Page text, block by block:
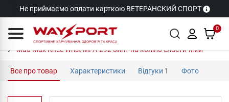
Не приймаємо оплати карткою ВЕТЕРАНСКИЙ СПОРТ
0
Mad Max Knee Wrist MFA-292 бинт на коліно еластичний
Все про товар Характеристики Відгуки 1 Фото